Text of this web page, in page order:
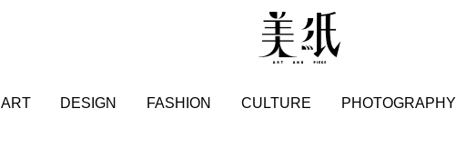
ART DESIGN FASHION CULTURE PHOTOGRAPHY